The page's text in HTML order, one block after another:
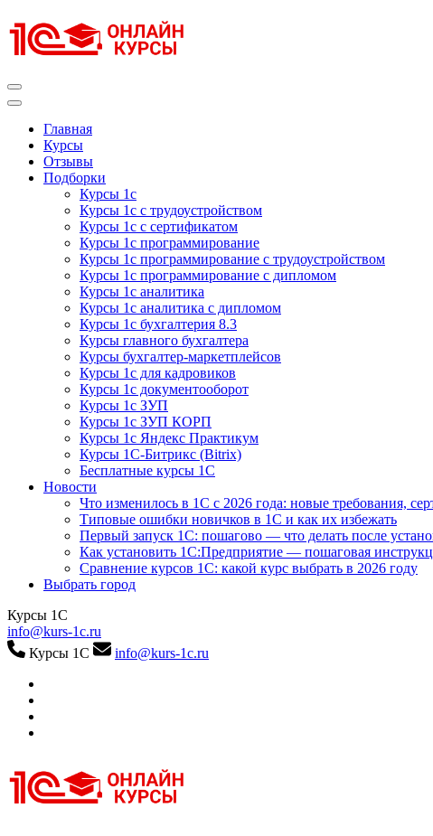
к
содержимому
Главная
Курсы
Отзывы
Подборки
Курсы 1с
Курсы 1с с трудоустройством
Курсы 1с с сертификатом
Курсы 1с программирование
Курсы 1с программирование с трудоустройством
Курсы 1с программирование с дипломом
Курсы 1с аналитика
Курсы 1с аналитика с дипломом
Курсы 1с бухгалтерия 8.3
Курсы главного бухгалтера
Курсы бухгалтер-маркетплейсов
Курсы 1с для кадровиков
Курсы 1с документооборот
Курсы 1с ЗУП
Курсы 1с ЗУП КОРП
Курсы 1с Яндекс Практикум
Курсы 1С-Битрикс (Bitrix)
Бесплатные курсы 1С
Новости
Что изменилось в 1С с 2026 года: новые требования,
Типовые ошибки новичков в 1С и как их избежать
Первый запуск 1С: пошагово — что делать после
Как установить 1С:Предприятие — пошаговая
Сравнение курсов 1С: какой курс выбрать в 2026 году
Выбрать город
Курсы 1С
info@kurs-1c.ru
Курсы 1С
info@kurs-1c.ru